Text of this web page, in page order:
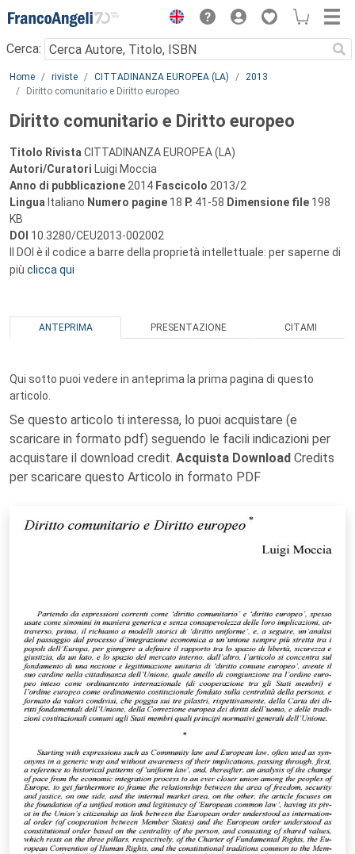
Menu
Cerca:
Main content
Home riviste CITTADINANZA EUROPEA (LA)
2013
Diritto comunitario e Diritto europeo
Diritto comunitario e Diritto europeo
Titolo Rivista CITTADINANZA EUROPEA (LA)
Autori/Curatori Luigi Moccia
Anno di pubblicazione 2014 Fascicolo 2013/2
Lingua Italiano Numero pagine 18 P. 41-58 Dimensione file 198
KB
DOI 10.3280/CEU2013-002002
Il DOI è il codice a barre della proprietà intellettuale: per saperne di
più clicca qui
ANTEPRIMA PRESENTAZIONE CITAMI
Qui sotto puoi vedere in anteprima la prima pagina di questo
articolo.
Se questo articolo ti interessa, lo puoi acquistare (e
scaricare in formato pdf) seguendo le facili indicazioni per
acquistare il download credit. Acquista Download Credits
per scaricare questo Articolo in formato PDF